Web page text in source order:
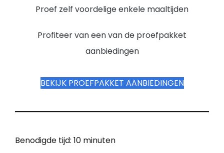
Proef zelf voordelige enkele maaltijden
Profiteer van een van de proefpakket
aanbiedingen
BEKIJK PROEFPAKKET AANBIEDINGEN
Benodigde tijd: 10 minuten